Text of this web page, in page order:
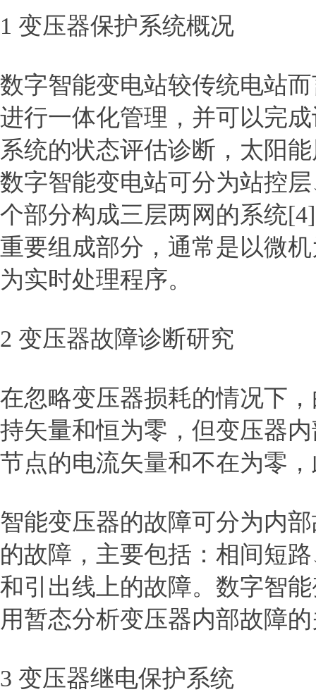
1 变压器保护系统概况
数字智能变电站较传统电站
进行一体化管理，并可以完
系统的状态评估诊断，太阳
数字智能变电站可分为站控
个部分构成三层两网的系统
重要组成部分，通常是以微
为实时处理程序。
2 变压器故障诊断研究
在忽略变压器损耗的情况下
持矢量和恒为零，但变压器
节点的电流矢量和不在为零
智能变压器的故障可分为内
的故障，主要包括：相间短
和引出线上的故障。数字智
用暂态分析变压器内部故障
3 变压器继电保护系统